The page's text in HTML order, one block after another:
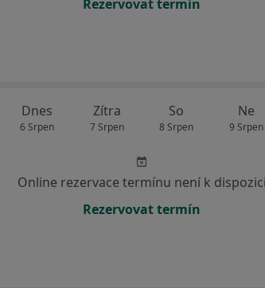
Rezervovat termín
Dnes
6 Srpen
Zítra
7 Srpen
So
8 Srpen
Ne
9 Srpen
Online rezervace termínu není k dispozici
Rezervovat termín